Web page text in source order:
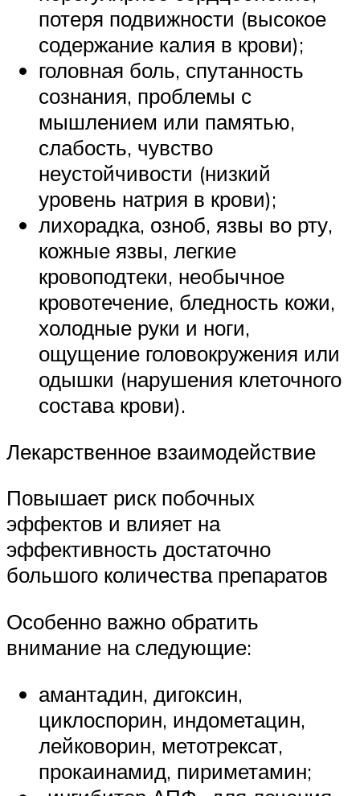
потеря подвижности (высокое
содержание калия в крови);
головная боль, спутанность
сознания, проблемы с
мышлением или памятью,
слабость, чувство
неустойчивости (низкий
уровень натрия в крови);
лихорадка, озноб, язвы во рту,
кожные язвы, легкие
кровоподтеки, необычное
кровотечение, бледность кожи,
холодные руки и ноги,
ощущение головокружения или
одышки (нарушения клеточного
состава крови).
Лекарственное взаимодействие
Повышает риск побочных
эффектов и влияет на
эффективность достаточно
большого количества препаратов
Особенно важно обратить
внимание на следующие:
амантадин, дигоксин,
циклоспорин, индометацин,
лейковорин, метотрексат,
прокаинамид, пириметамин;